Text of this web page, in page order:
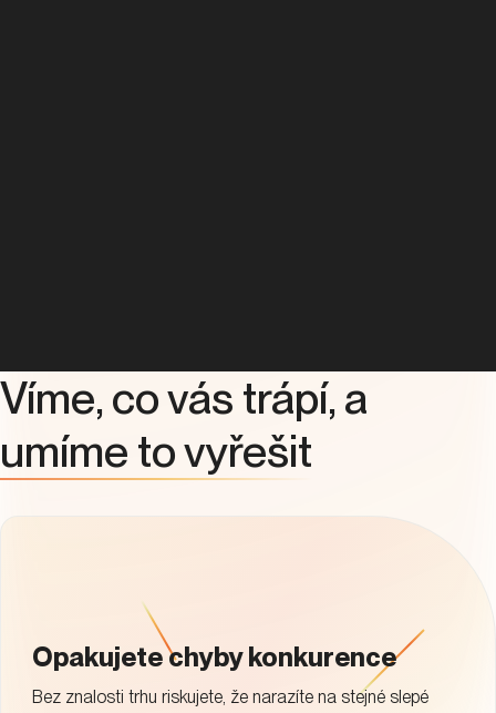
Víme, co vás trápí, a
umíme to vyřešit
Opakujete chyby konkurence
Bez znalosti trhu riskujete, že narazíte na stejné slepé